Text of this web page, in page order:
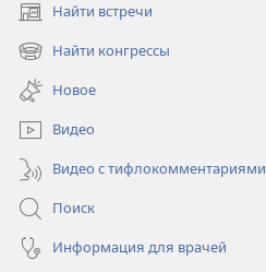
Найти встречи
(открывается
в
новом
окне)
Найти конгрессы
(открывается
новом
окне)
Новое
Видео
Видео с тифлокомментариями
Поиск
Информация для врачей